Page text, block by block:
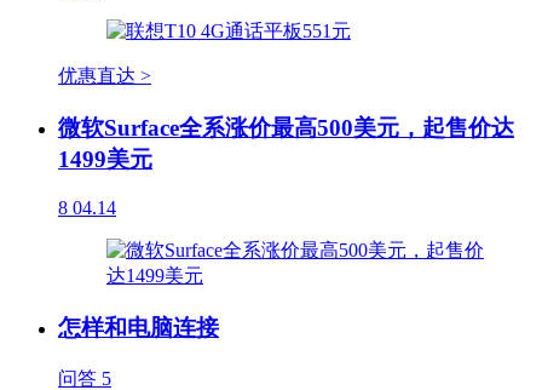
优惠直达 >
微软Surface全系涨价最高500美元，起售价达
1499美元
8 04.14
怎样和电脑连接
问答 5